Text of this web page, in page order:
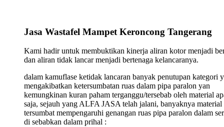
Jasa Wastafel Mampet Keroncong Tangerang
Kami hadir untuk membuktikan kinerja aliran kotor menjadi
dan aliran tidak lancar menjadi bertenaga kelancaranya.
dalam kamuflase ketidak lancaran banyak penutupan kategori
mengakibatkan ketersumbatan ruas dalam pipa paralon yan
kemungkinan kuran paham terganggu/tersebab oleh material
saja, sejauh yang ALFA JASA telah jalani, banyaknya material
tersumbat mempengaruhi genangan ruas pipa paralon dalam
di sebabkan dalam prihal :